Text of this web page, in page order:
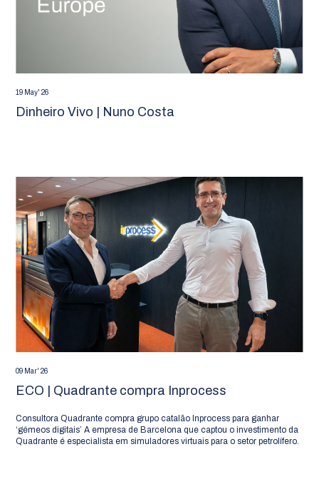
19 May' 26
Dinheiro Vivo | Nuno Costa
09 Mar' 26
ECO | Quadrante compra Inprocess
Consultora Quadrante compra grupo catalão Inprocess para ganhar
‘gémeos digitais’ A empresa de Barcelona que captou o investimento da
Quadrante é especialista em simuladores virtuais para o setor petrolífero.